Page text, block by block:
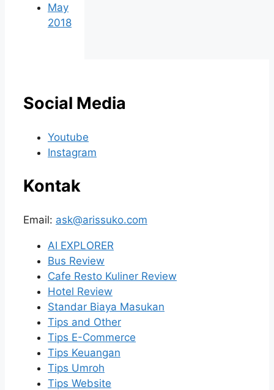
May
2018
Social Media
Youtube
Instagram
Kontak
Email: ask@arissuko.com
AI EXPLORER
Bus Review
Cafe Resto Kuliner Review
Hotel Review
Standar Biaya Masukan
Tips and Other
Tips E-Commerce
Tips Keuangan
Tips Umroh
Tips Website